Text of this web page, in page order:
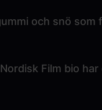
och snö
Film bio